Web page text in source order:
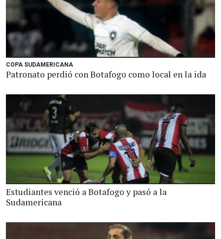
COPA SUDAMERICANA
Patronato perdió con Botafogo como local en la ida
Estudiantes venció a Botafogo y pasó a la
Sudamericana